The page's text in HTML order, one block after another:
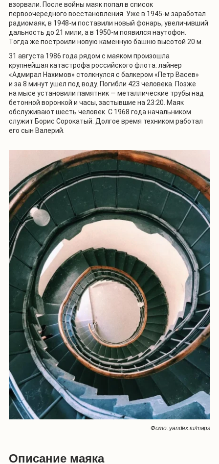
взорвали. После войны маяк попал в список
первоочередного восстановления. Уже в 1945-м заработал
радиомаяк, в 1948-м поставили новый фонарь, увеличивший
дальность до 21 мили, а в 1950-м появился наутофон.
Тогда же построили новую каменную башню высотой 20 м.
31 августа 1986 года рядом с маяком произошла
крупнейшая катастрофа российского флота: лайнер
«Адмирал Нахимов» столкнулся с балкером «Петр Васев»
и за 8 минут ушел под воду. Погибли 423 человека. Позже
на мысе установили памятник — металлические трубы над
бетонной воронкой и часы, застывшие на 23:20. Маяк
обслуживают шесть человек. С 1968 года начальником
служит Борис Сорокатый. Долгое время техником работал
его сын Валерий.
Фото: yandex.ru/maps
Описание маяка